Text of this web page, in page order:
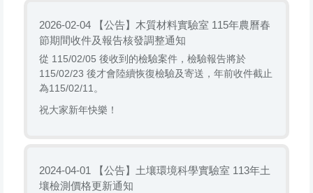
地址：26047 宜蘭市神農路一
段 ...
2026-02-04
【公告】木質材料實驗室 115年農曆春
節期間收件及報告核發調整通知
從 115/02/05 後收到的檢驗案件，檢驗報告將於
115/02/23 後才會陸續恢復檢驗及寄送，年前收件截止
為115/02/11。
祝大家新年快樂！
2024-04-01
【公告】土壤環境科學實驗室 113年土
壤檢測價格更新通知